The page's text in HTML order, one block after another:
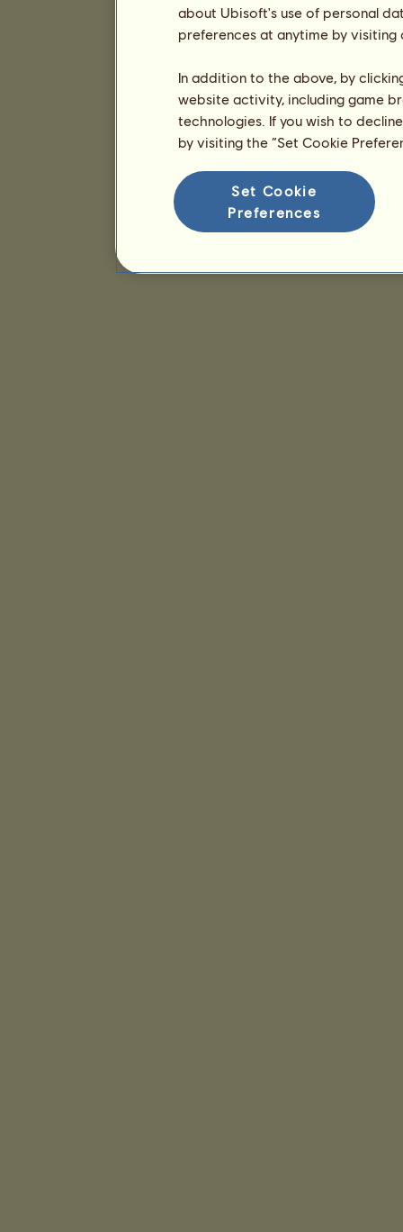
about Ubisoft's use of personal
preferences at anytime by
In addition to the above, by
website activity, including game
technologies. If you wish to
by visiting the “Set Cookie
Set Cookie
Preferences